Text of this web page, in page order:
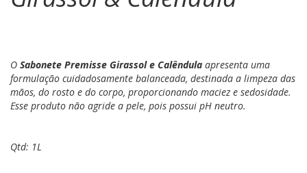
O Sabonete Premisse Girassol e Calêndula apresenta uma
formulação cuidadosamente balanceada, destinada a limpeza das
mãos, do rosto e do corpo, proporcionando maciez e sedosidade.
Esse produto não agride a pele, pois possui pH neutro.
Qtd: 1L